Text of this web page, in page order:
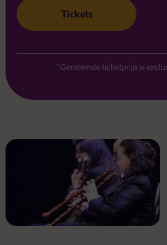
Tickets
*Genoemde ticketprijs is